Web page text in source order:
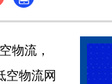
物流，
空物流网